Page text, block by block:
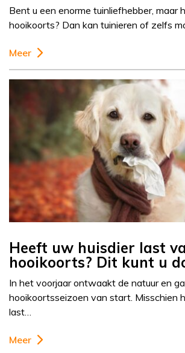
Bent u een enorme tuinliefhebber, maar
hooikoorts? Dan kan tuinieren of zelfs
Meer
Heeft uw huisdier last
hooikoorts? Dit kunt u
In het voorjaar ontwaakt de natuur en
hooikoortsseizoen van start. Misschien
last…
Meer